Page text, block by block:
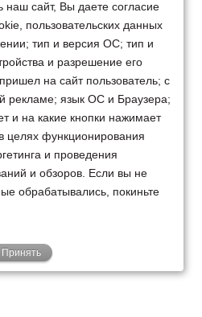
наш сайт, Вы даете согласие
пользовательских данных
тип и версия ОС; тип и
и разрешение его
на сайт пользователь; с
рекламе; язык ОС и Браузера;
и на какие кнопки нажимает
целях функционирования
и проведения
и обзоров. Если вы не
обрабатывались, покиньте
Принять